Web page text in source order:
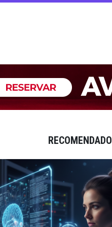
RECOMENDADO